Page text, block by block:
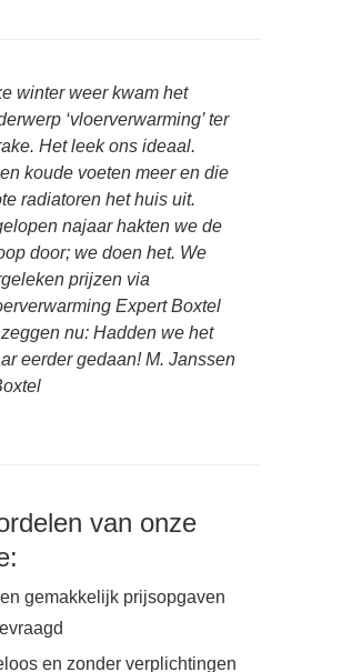
winter weer kwam het
‘vloerverwarming’ ter
Het leek ons ideaal.
koude voeten meer en die
radiatoren het huis uit.
najaar hakten we de
door; we doen het. We
prijzen via
Expert Boxtel
nu: Hadden we het
eerder gedaan! M. Janssen
van onze
gemakkelijk prijsopgaven
en zonder verplichtingen